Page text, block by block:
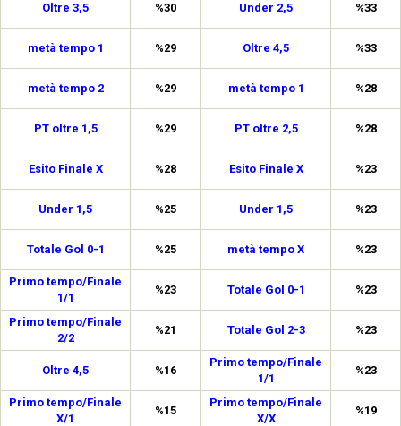
Oltre 3,5 %30
metà tempo 1 %29
metà tempo 2 %29
PT oltre 1,5 %29
Esito Finale X %28
Under 1,5 %25
Totale Gol 0-1 %25
Primo tempo/Finale
1/1
%23
Primo tempo/Finale
2/2
%21
Oltre 4,5 %16
Primo tempo/Finale
X/1
%15
Under 2,5 %33
Oltre 4,5 %33
metà tempo 1 %28
PT oltre 2,5 %28
Esito Finale X %23
Under 1,5 %23
metà tempo X %23
Totale Gol 0-1 %23
Totale Gol 2-3 %23
Primo tempo/Finale
1/1
%23
Primo tempo/Finale
X/X
%19